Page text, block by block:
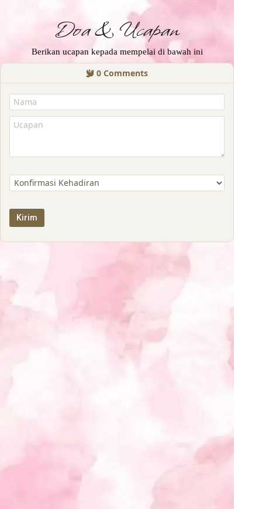
Doa & Ucapan
Berikan ucapan kepada mempelai di bawah ini
0 Comments